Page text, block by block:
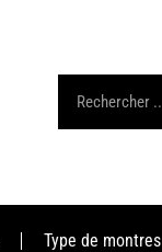
Type de montres